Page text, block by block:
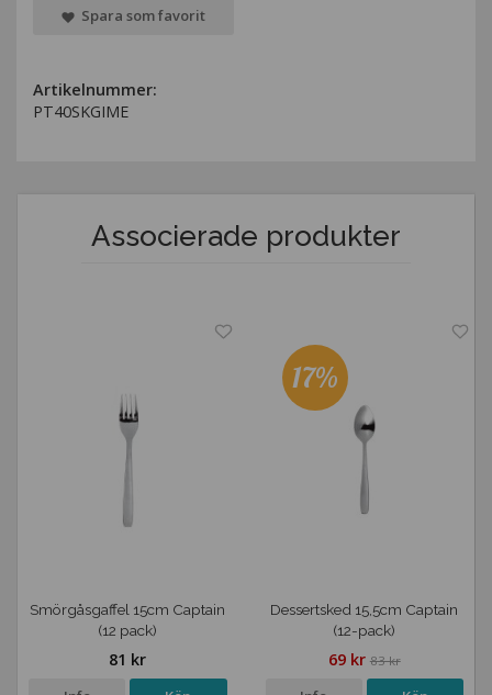
Spara som favorit
Artikelnummer:
PT40SKGIME
Associerade produkter
Smörgåsgaffel 15cm Captain
(12 pack)
81 kr
Dessertsked 15,5cm Captain
(12-pack)
17%
69 kr 83 kr